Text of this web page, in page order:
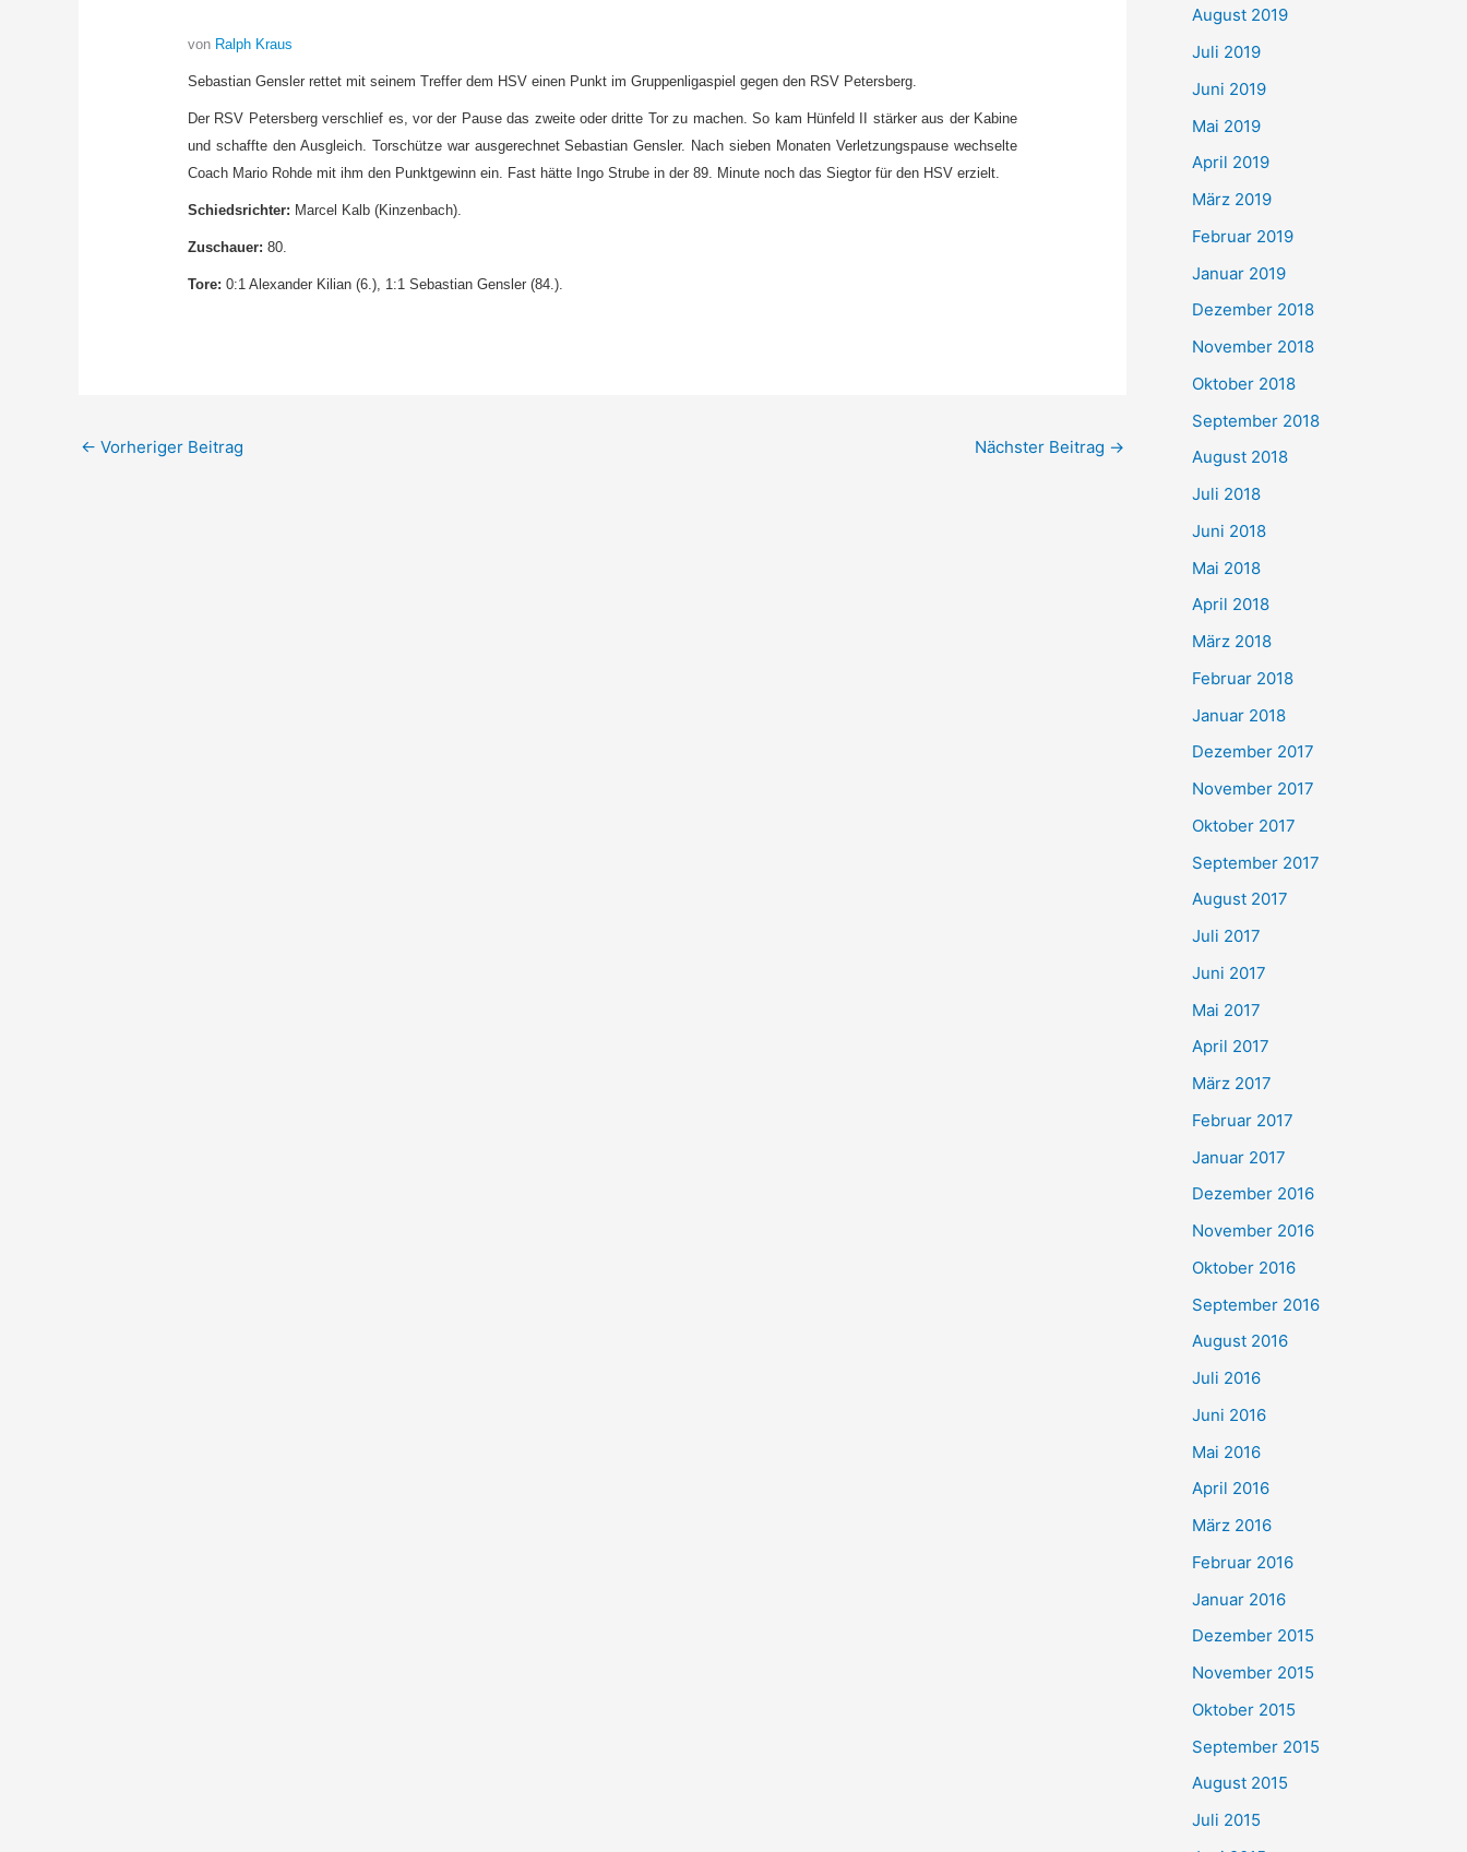
von Ralph Kraus
Sebastian Gensler rettet mit seinem Treffer dem HSV einen Punkt im Gruppenligaspiel gegen den RSV Petersberg.
Der RSV Petersberg verschlief es, vor der Pause das zweite oder dritte Tor zu machen. So kam Hünfeld II stärker aus der Kabine
und schaffte den Ausgleich. Torschütze war ausgerechnet Sebastian Gensler. Nach sieben Monaten Verletzungspause wechselte
Coach Mario Rohde mit ihm den Punktgewinn ein. Fast hätte Ingo Strube in der 89. Minute noch das Siegtor für den HSV erzielt.
Schiedsrichter: Marcel Kalb (Kinzenbach).
Zuschauer: 80.
Tore: 0:1 Alexander Kilian (6.), 1:1 Sebastian Gensler (84.).
← Vorheriger Beitrag Nächster Beitrag →
August 2019
Juli 2019
Juni 2019
Mai 2019
April 2019
März 2019
Februar 2019
Januar 2019
Dezember 2018
November 2018
Oktober 2018
September 2018
August 2018
Juli 2018
Juni 2018
Mai 2018
April 2018
März 2018
Februar 2018
Januar 2018
Dezember 2017
November 2017
Oktober 2017
September 2017
August 2017
Juli 2017
Juni 2017
Mai 2017
April 2017
März 2017
Februar 2017
Januar 2017
Dezember 2016
November 2016
Oktober 2016
September 2016
August 2016
Juli 2016
Juni 2016
Mai 2016
April 2016
März 2016
Februar 2016
Januar 2016
Dezember 2015
November 2015
Oktober 2015
September 2015
August 2015
Juli 2015